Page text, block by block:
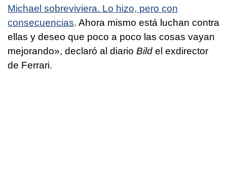
Michael sobreviviera. Lo hizo, pero con
consecuencias. Ahora mismo está luchan contra
ellas y deseo que poco a poco las cosas vayan
mejorando», declaró al diario Bild el exdirector
de Ferrari.